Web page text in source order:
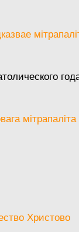
мітрапаліта
Христово